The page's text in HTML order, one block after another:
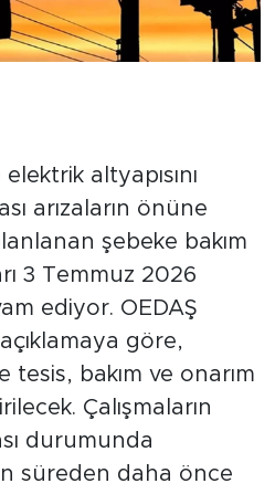
altyapısını
arızaların önüne
şebeke bakım
3 Temmuz 2026
ediyor. OEDAŞ
göre,
bakım ve onarım
Çalışmaların
durumunda
süreden daha önce